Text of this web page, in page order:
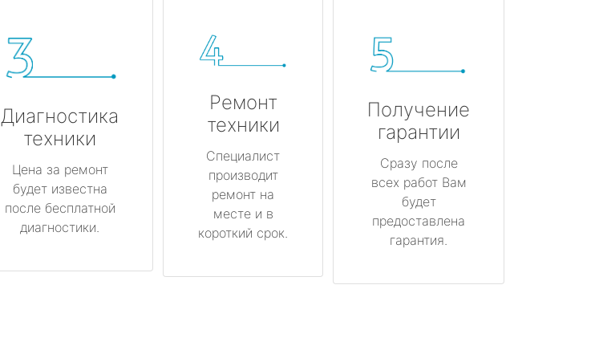
Диагностика
техники
Цена за ремонт
будет известна
после бесплатной
диагностики.
Ремонт
техники
Специалист
производит
ремонт на
месте и в
короткий срок.
Получение
гарантии
Сразу после
всех работ Вам
будет
предоставлена
гарантия.